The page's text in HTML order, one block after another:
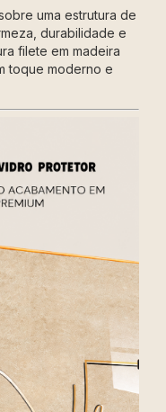
uma estrutura de
durabilidade e
filete em madeira
toque moderno e